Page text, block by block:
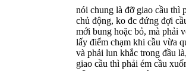
nói chung là đỡ giao cầu thì
chủ động, ko đc đứng đợi
mới bung hoặc bỏ, mà phải
lấy điểm chạm khi cầu vừa
và phải lun khắc trong đầu
giao cầu thì phải ém cầu